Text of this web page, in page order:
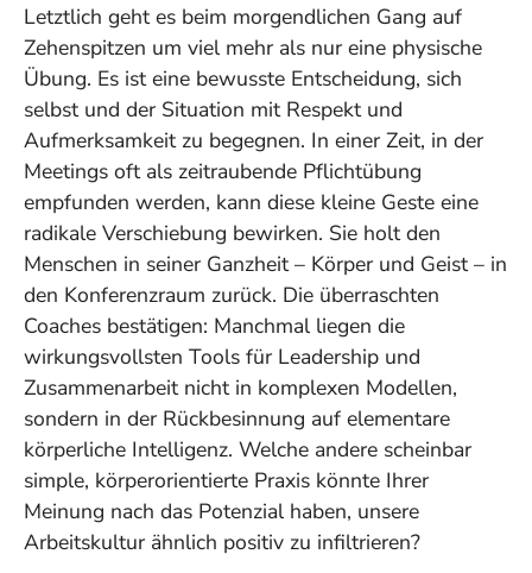
Letztlich geht es beim morgendlichen Gang auf
Zehenspitzen um viel mehr als nur eine physische
Übung. Es ist eine bewusste Entscheidung, sich
selbst und der Situation mit Respekt und
Aufmerksamkeit zu begegnen. In einer Zeit, in der
Meetings oft als zeitraubende Pflichtübung
empfunden werden, kann diese kleine Geste eine
radikale Verschiebung bewirken. Sie holt den
Menschen in seiner Ganzheit – Körper und Geist – in
den Konferenzraum zurück. Die überraschten
Coaches bestätigen: Manchmal liegen die
wirkungsvollsten Tools für Leadership und
Zusammenarbeit nicht in komplexen Modellen,
sondern in der Rückbesinnung auf elementare
körperliche Intelligenz. Welche andere scheinbar
simple, körperorientierte Praxis könnte Ihrer
Meinung nach das Potenzial haben, unsere
Arbeitskultur ähnlich positiv zu infiltrieren?